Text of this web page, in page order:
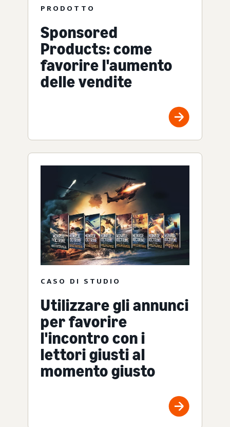
PRODOTTO
Sponsored
Products: come
favorire l'aumento
delle vendite
CASO DI STUDIO
Utilizzare gli annunci
per favorire
l'incontro con i
lettori giusti al
momento giusto